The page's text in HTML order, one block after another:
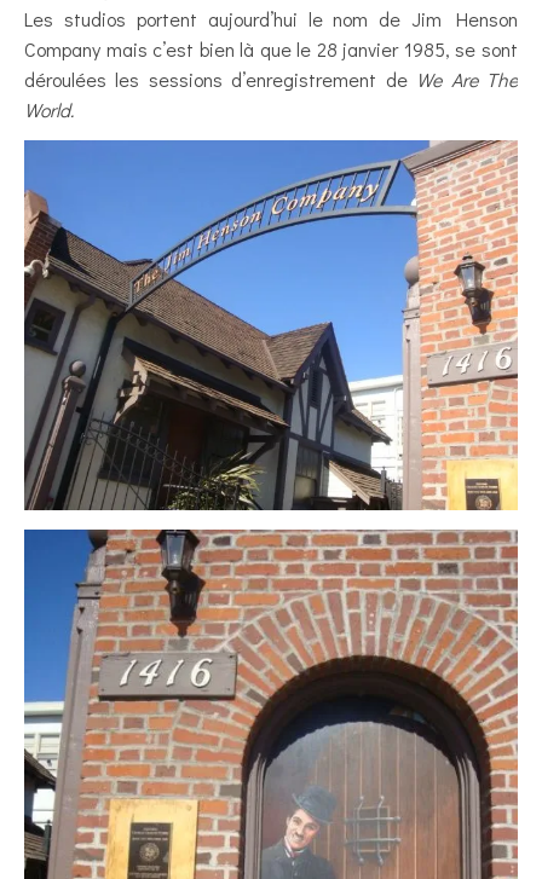
Les studios portent aujourd’hui le nom de Jim Henson
Company mais c’est bien là que le 28 janvier 1985, se sont
déroulées les sessions d’enregistrement de We Are The
World.